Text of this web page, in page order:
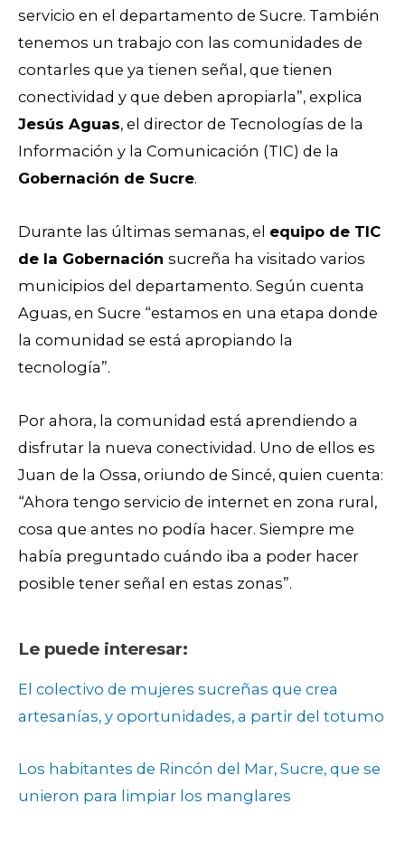
servicio en el departamento de Sucre. También
tenemos un trabajo con las comunidades de
contarles que ya tienen señal, que tienen
conectividad y que deben apropiarla”, explica
Jesús Aguas, el director de Tecnologías de la
Información y la Comunicación (TIC) de la
Gobernación de Sucre.
Durante las últimas semanas, el equipo de TIC
de la Gobernación sucreña ha visitado varios
municipios del departamento. Según cuenta
Aguas, en Sucre “estamos en una etapa donde
la comunidad se está apropiando la
tecnología”.
Por ahora, la comunidad está aprendiendo a
disfrutar la nueva conectividad. Uno de ellos es
Juan de la Ossa, oriundo de Sincé, quien cuenta:
“Ahora tengo servicio de internet en zona rural,
cosa que antes no podía hacer. Siempre me
había preguntado cuándo iba a poder hacer
posible tener señal en estas zonas”.
Le puede interesar:
El colectivo de mujeres sucreñas que crea
artesanías, y oportunidades, a partir del totumo
Los habitantes de Rincón del Mar, Sucre, que se
unieron para limpiar los manglares